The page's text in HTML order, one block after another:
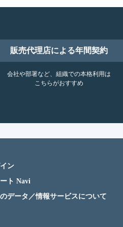
販売代理店による年間契約
会社や部署など、組織での本格利用は
こちらがおすすめ
ン
ト Navi
データ／情報サービスについて